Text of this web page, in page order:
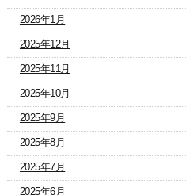
2026年1月
2025年12月
2025年11月
2025年10月
2025年9月
2025年8月
2025年7月
2025年6月